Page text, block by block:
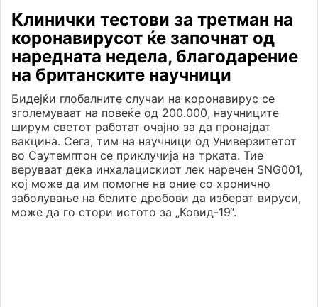
Клинички тестови за третман на
коронавирусот ќе започнат од
наредната недела, благодарение
на британските научници
Бидејќи глобалните случаи на коронавирус се
зголемуваат на повеќе од 200.000, научниците
ширум светот работат очајно за да пронајдат
вакцина. Сега, тим на научници од Универзитетот
во Саутемптон се приклучија на трката. Тие
веруваат дека инхалацискиот лек наречен SNG001,
кој може да им помогне на оние со хронично
заболување на белите дробови да изберат вируси,
може да го стори истото за „Ковид-19“.